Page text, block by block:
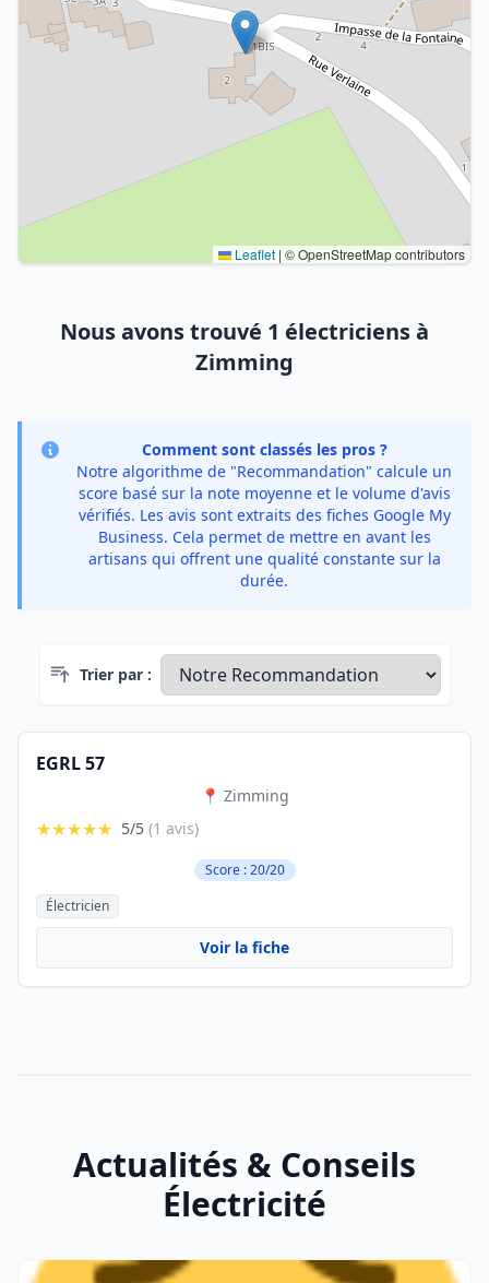
Leaflet | © OpenStreetMap contributors
Nous avons trouvé 1 électriciens à
Zimming
Comment sont classés les pros ?
Notre algorithme de "Recommandation" calcule un
score basé sur la note moyenne et le volume d'avis
vérifiés. Les avis sont extraits des fiches Google My
Business. Cela permet de mettre en avant les
artisans qui offrent une qualité constante sur la
durée.
Trier par :
EGRL 57
📍 Zimming
★★★★★ 5/5 (1 avis)
Score : 20/20
Électricien
Voir la fiche
Actualités & Conseils
Électricité